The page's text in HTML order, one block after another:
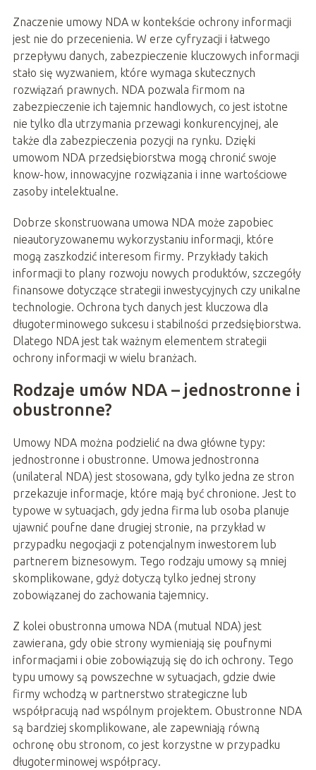
Znaczenie umowy NDA w kontekście ochrony informacji
jest nie do przecenienia. W erze cyfryzacji i łatwego
przepływu danych, zabezpieczenie kluczowych informacji
stało się wyzwaniem, które wymaga skutecznych
rozwiązań prawnych. NDA pozwala firmom na
zabezpieczenie ich tajemnic handlowych, co jest istotne
nie tylko dla utrzymania przewagi konkurencyjnej, ale
także dla zabezpieczenia pozycji na rynku. Dzięki
umowom NDA przedsiębiorstwa mogą chronić swoje
know-how, innowacyjne rozwiązania i inne wartościowe
zasoby intelektualne.
Dobrze skonstruowana umowa NDA może zapobiec
nieautoryzowanemu wykorzystaniu informacji, które
mogą zaszkodzić interesom firmy. Przykłady takich
informacji to plany rozwoju nowych produktów, szczegóły
finansowe dotyczące strategii inwestycyjnych czy unikalne
technologie. Ochrona tych danych jest kluczowa dla
długoterminowego sukcesu i stabilności przedsiębiorstwa.
Dlatego NDA jest tak ważnym elementem strategii
ochrony informacji w wielu branżach.
Rodzaje umów NDA – jednostronne i
obustronne?
Umowy NDA można podzielić na dwa główne typy:
jednostronne i obustronne. Umowa jednostronna
(unilateral NDA) jest stosowana, gdy tylko jedna ze stron
przekazuje informacje, które mają być chronione. Jest to
typowe w sytuacjach, gdy jedna firma lub osoba planuje
ujawnić poufne dane drugiej stronie, na przykład w
przypadku negocjacji z potencjalnym inwestorem lub
partnerem biznesowym. Tego rodzaju umowy są mniej
skomplikowane, gdyż dotyczą tylko jednej strony
zobowiązanej do zachowania tajemnicy.
Z kolei obustronna umowa NDA (mutual NDA) jest
zawierana, gdy obie strony wymieniają się poufnymi
informacjami i obie zobowiązują się do ich ochrony. Tego
typu umowy są powszechne w sytuacjach, gdzie dwie
firmy wchodzą w partnerstwo strategiczne lub
współpracują nad wspólnym projektem. Obustronne NDA
są bardziej skomplikowane, ale zapewniają równą
ochronę obu stronom, co jest korzystne w przypadku
długoterminowej współpracy.